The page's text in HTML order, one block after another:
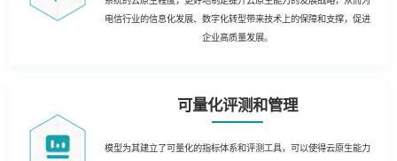
电信行业的信息化发展、数字化转型带来技术上的保障和支撑，促进
企业高质量发展。
可量化评测和管理
模型为其建立了可量化的指标体系和评测工具，可以使得云原生能力